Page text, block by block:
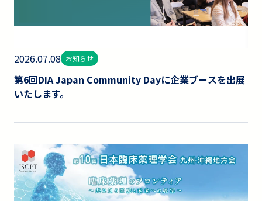
2026.07.08 お知らせ
第6回DIA Japan Community Dayに企業ブースを出展
いたします。